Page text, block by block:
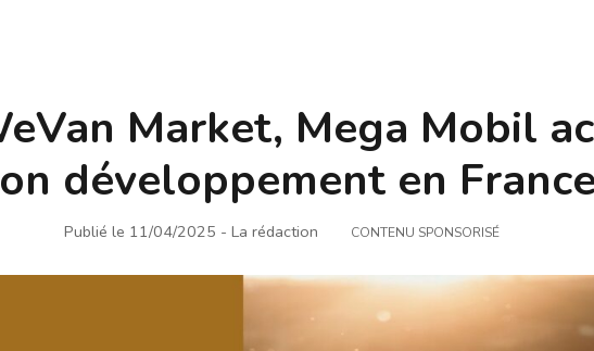
Market, Mega Mobil
développement en France
Publié le 11/04/2025 - La rédaction CONTENU SPONSORISÉ